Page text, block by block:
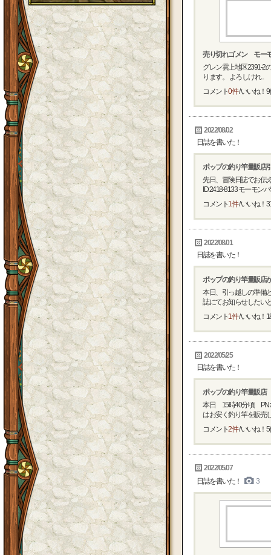
売り切れゴメン モー
グレン雲上地区2391-2
ります。 よろしけれ...
コメント0件/ いいね！ 9
2022/08/02
日誌を書いた！
ポップの釣り竿量販店
先日、冒険日誌でお伝
ID:2418-8133 モーモンバ
コメント1件/ いいね！
2022/08/01
日誌を書いた！
ポップの釣り竿量販店
本日、引っ越しの準備
誌にてお知らせしたい
コメント1件/ いいね！
2022/05/25
日誌を書いた！
ポップの釣り竿量販
本日 15時40分頃 PN:
はお安く釣り竿を販売
コメント2件/ いいね！ 5
2022/05/07
日誌を書いた！
3